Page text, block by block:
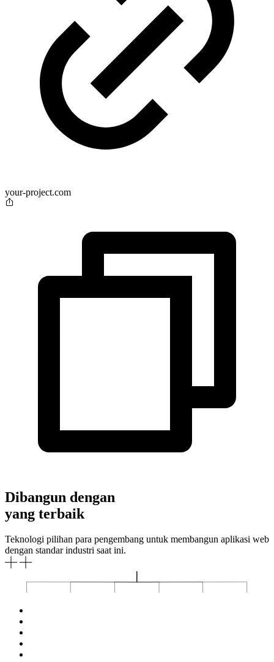
your-project.com
Dibangun dengan
yang terbaik
Teknologi pilihan para pengembang untuk membangun aplikasi web
dengan standar industri saat ini.